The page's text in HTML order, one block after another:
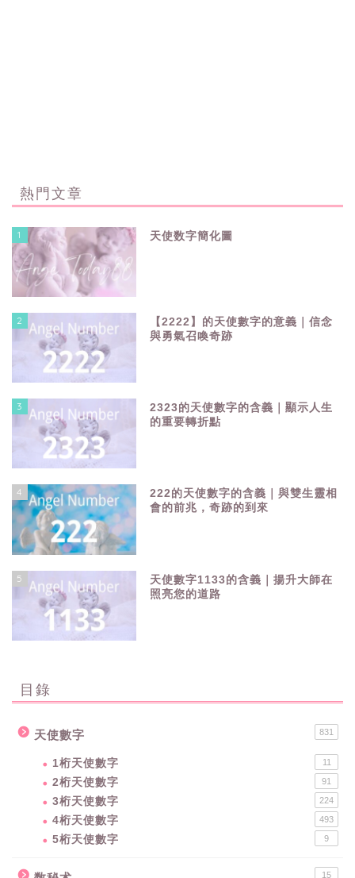
熱門文章
1 天使数字簡化圖
2
【2222】的天使數字的意義｜信念
與勇氣召喚奇跡
3
2323的天使數字的含義｜顯示人生
的重要轉折點
4
222的天使數字的含義｜與雙生靈相
會的前兆，奇跡的到來
5
天使數字1133的含義｜揚升大師在
照亮您的道路
目錄
天使數字 831
1桁天使數字 11
2桁天使數字 91
3桁天使數字 224
4桁天使數字 493
5桁天使數字 9
15